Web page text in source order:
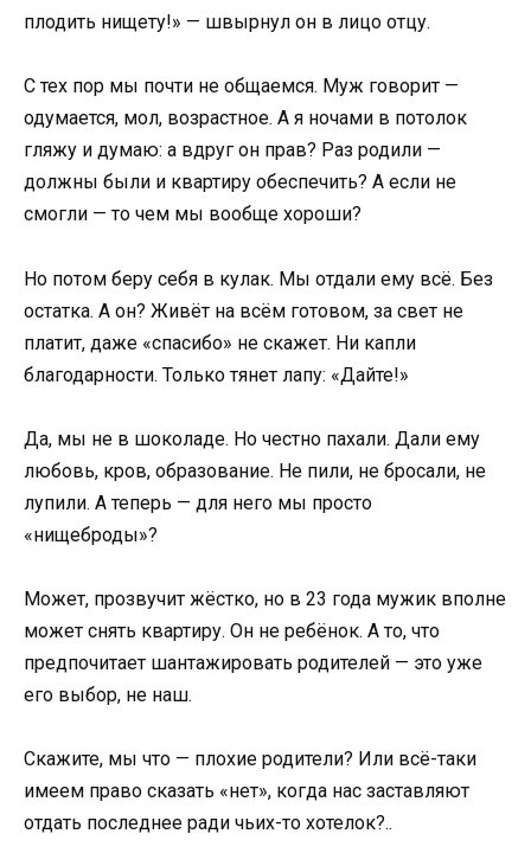
плодить нищету!» — швырнул он в лицо отцу.
С тех пор мы почти не общаемся. Муж говорит —
одумается, мол, возрастное. А я ночами в потолок
гляжу и думаю: а вдруг он прав? Раз родили —
должны были и квартиру обеспечить? А если не
смогли — то чем мы вообще хороши?
Но потом беру себя в кулак. Мы отдали ему всё. Без
остатка. А он? Живёт на всём готовом, за свет не
платит, даже «спасибо» не скажет. Ни капли
благодарности. Только тянет лапу: «Дайте!»
Да, мы не в шоколаде. Но честно пахали. Дали ему
любовь, кров, образование. Не пили, не бросали, не
лупили. А теперь — для него мы просто
«нищеброды»?
Может, прозвучит жёстко, но в 23 года мужик вполне
может снять квартиру. Он не ребёнок. А то, что
предпочитает шантажировать родителей — это уже
его выбор, не наш.
Скажите, мы что — плохие родители? Или всё-таки
имеем право сказать «нет», когда нас заставляют
отдать последнее ради чьих-то хотелок?..